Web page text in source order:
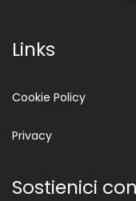
Links
Cookie Policy
Privacy
Sostienici